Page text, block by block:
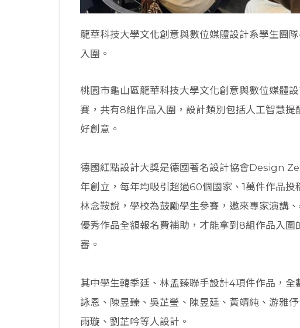
龍華科技大學文化創意與數位媒體設計系學生團
入圍。
桃園市龜山區龍華科技大學文化創意與數位媒體
賽，共有8組作品入圍，設計類別包括人工智慧
好創意。
德國紅點設計大獎是德國著名設計協會
年創立，每年均吸引超過60個國家、1萬件作品
林念鞍說，學校為鼓勵學生參賽，邀來專家演講
優秀作品全額報名費補助，才能拿到8組作品入
審。
其中學生韓季廷、林孟臻聯手設計4項件作品，
詠恩、陳昱臻、吳芷瑩、陳昱廷、黃靖純、游雅
雨璇、劉芷吟等人設計。